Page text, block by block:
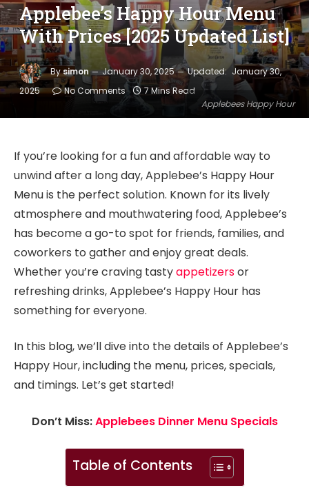
Applebees Happy Hour
Applebee’s Happy Hour Menu
With Prices [2025 Updated List]
Bysimon January 30, 2025 Updated: January 30,
2025
No Comments 7 Mins Read
If you’re looking for a fun and affordable way to
unwind after a long day, Applebee’s Happy Hour
Menu is the perfect solution. Known for its lively
atmosphere and mouthwatering food, Applebee’s
has become a go-to spot for friends, families, and
coworkers to gather and enjoy great deals.
Whether you’re craving tastyappetizersor
refreshing drinks, Applebee’s Happy Hour has
something for everyone.
In this blog, we’ll dive into the details of Applebee’s
Happy Hour, including the menu, prices, specials,
and timings. Let’s get started!
Don’t Miss:Applebees Dinner Menu Specials
Table of Contents